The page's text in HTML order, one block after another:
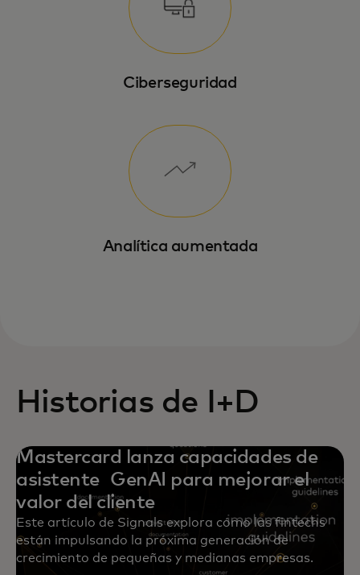
Ciberseguridad
Analítica aumentada
Historias de I+D
Mastercard lanza capacidades de
asistente GenAI para mejorar el
valor del cliente
Este artículo de Signals explora cómo las fintechs
están impulsando la próxima generación de
crecimiento de pequeñas y medianas empresas.